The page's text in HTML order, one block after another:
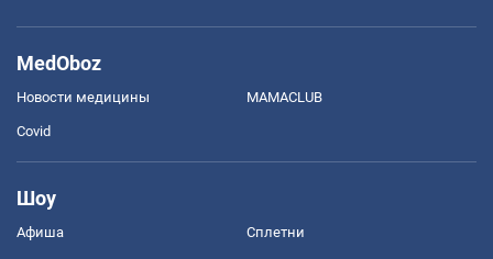
MedOboz
Новости медицины MAMACLUB
Covid
Шоу
Афиша Сплетни